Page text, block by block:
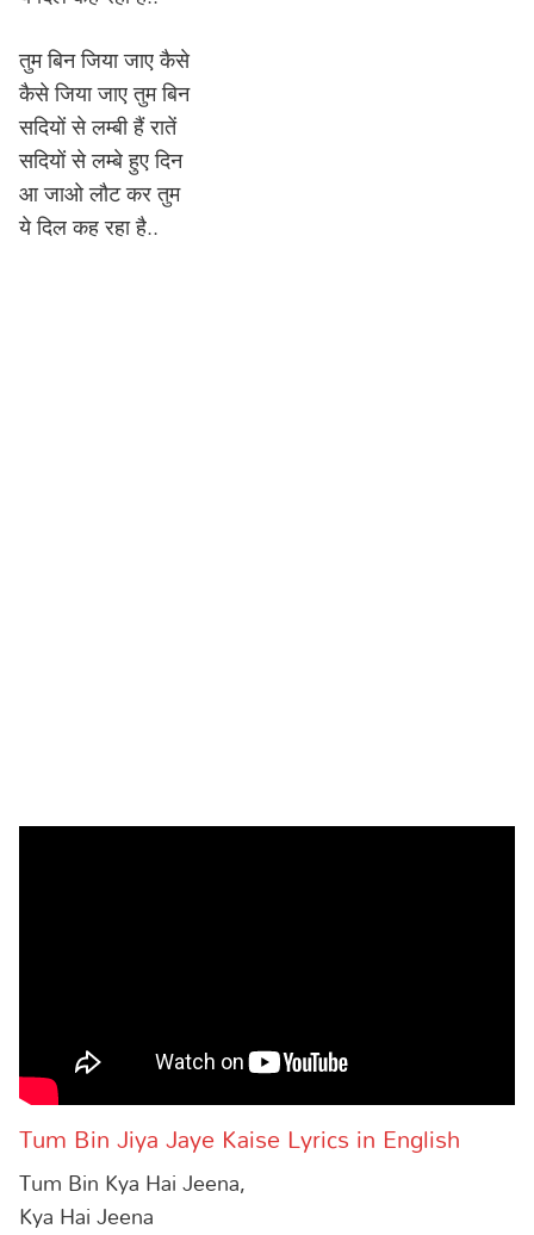
तुम बिन जिया जाए कैसे
कैसे जिया जाए तुम बिन
सदियों से लम्बी हैं रातें
सदियों से लम्बे हुए दिन
आ जाओ लौट कर तुम
ये दिल कह रहा है..
Tum Bin Jiya Jaye Kaise Lyrics in English
Tum Bin Kya Hai Jeena,
Kya Hai Jeena